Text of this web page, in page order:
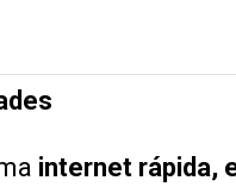
internet rápida,